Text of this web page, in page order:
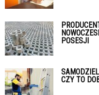
POSESJI
CZY TO